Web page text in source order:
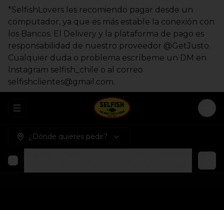
*SelfishLovers les recomiendo pagar desde un
computador, ya que es más estable la conexión con
los Bancos. El Delivery y la plataforma de pago es
responsabilidad de nuestro proveedor @GetJusto.
Cualquier duda o problema escríbeme un DM en
Instagram selfish_chile o al correo
selfishclientes@gmail.com.
Abrir menu de navegación
¿Dónde quieres pedir?